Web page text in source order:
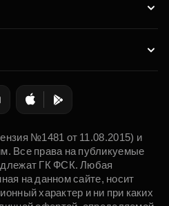
№1481 от 11.08.2015) и
Все права на публикуемые
ГК ФСК. Любая
на данном сайте, носит
характер и ни при каких